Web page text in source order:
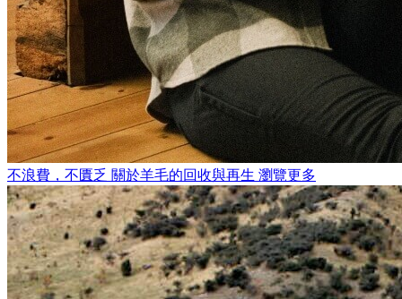
不浪費，不匱乏 關於羊毛的回收與再生 瀏覽更多